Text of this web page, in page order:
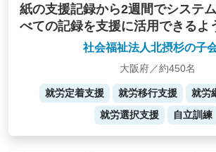
紙の支援記録から2週間でシステ
べての記録を支援に活用できるよ
社会福祉法人北摂杉の子
大阪府／約450名
就労定着支援 就労移行支援
就労
就労選択支援
自立訓練